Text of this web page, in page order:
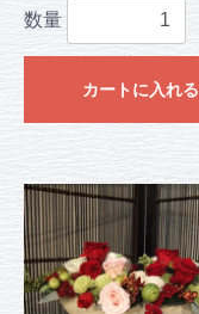
数量
カートに入れる